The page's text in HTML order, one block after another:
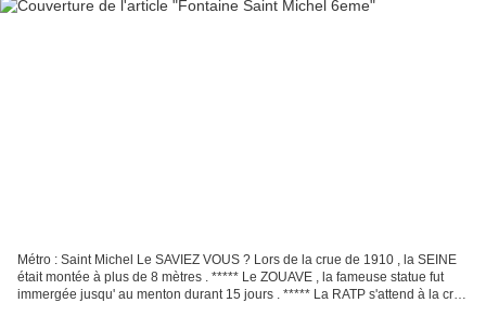
Métro : Saint Michel Le SAVIEZ VOUS ? Lors de la crue de 1910 , la SEINE
était montée à plus de 8 mètres . ***** Le ZOUAVE , la fameuse statue fut
immergée jusqu' au menton durant 15 jours . ***** La RATP s'attend à la crue